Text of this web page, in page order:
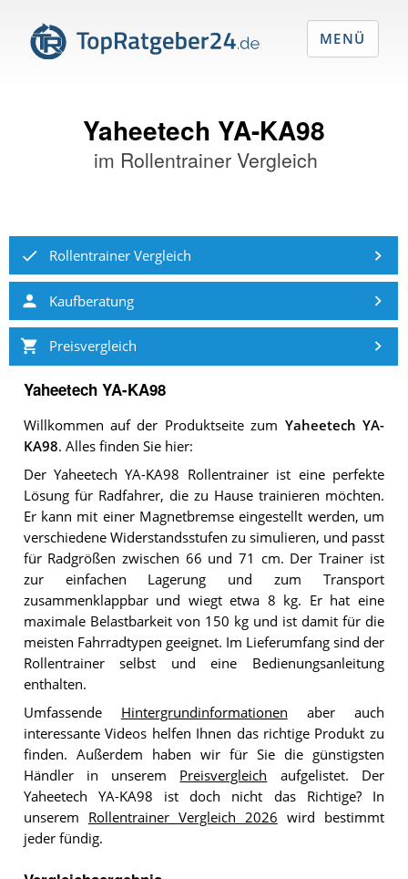
Yaheetech YA-KA98
im Rollentrainer Vergleich
Rollentrainer Vergleich
Kaufberatung
Preisvergleich
Yaheetech YA-KA98
Willkommen auf der Produktseite zum Yaheetech YA-
KA98. Alles finden Sie hier:
Der Yaheetech YA-KA98 Rollentrainer ist eine perfekte
Lösung für Radfahrer, die zu Hause trainieren möchten.
Er kann mit einer Magnetbremse eingestellt werden, um
verschiedene Widerstandsstufen zu simulieren, und passt
für Radgrößen zwischen 66 und 71 cm. Der Trainer ist
zur einfachen Lagerung und zum Transport
zusammenklappbar und wiegt etwa 8 kg. Er hat eine
maximale Belastbarkeit von 150 kg und ist damit für die
meisten Fahrradtypen geeignet. Im Lieferumfang sind der
Rollentrainer selbst und eine Bedienungsanleitung
enthalten.
Umfassende Hintergrundinformationen aber auch
interessante Videos helfen Ihnen das richtige Produkt zu
finden. Außerdem haben wir für Sie die günstigsten
Händler in unserem Preisvergleich aufgelistet. Der
Yaheetech YA-KA98 ist doch nicht das Richtige? In
unserem Rollentrainer Vergleich 2026 wird bestimmt
jeder fündig.
MENÜ